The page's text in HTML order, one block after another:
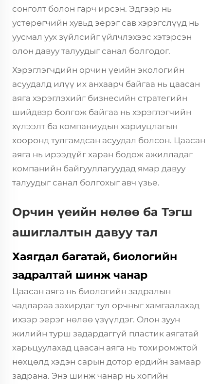
сонголт болон гарч ирсэн. Эдгээр нь
устөрөгчийн хувьд эерэг сав хэрэгслүүд нь
уусмал уух зүйлсийг үйлчлэхээс хэтэрсэн
олон давуу талуудыг санал болгодог.
Хэрэглэгчдийн орчин үеийн экологийн
асуудалд илүү их анхаарч байгаа нь цаасан
аяга хэрэглэхийг бизнесийн стратегийн
шийдвэр болгож байгаа нь хэрэглэгчийн
хүлээлт ба компаниудын хариуцлагын
хооронд тулгамдсан асуудал болсон. Цаасан
аяга нь ирээдүйг харан бодож ажилладаг
компанийн байгууллагуудад ямар давуу
талуудыг санал болгохыг авч үзье.
Орчин үеийн нөлөө ба Тэгш
ашиглалтын давуу тал
Хаягдал багатай, биологийн
задралтай шинж чанар
Цаасан аяга нь биологийн задралын
чадлараа захирдаг тул орчныг хамгаалахад
ихээр эерэг нөлөө үзүүлдэг. Олон зуун
жилийн турш задардаггүй пластик аягатай
харьцуулахад цаасан аяга нь тохиромжтой
нөхцөлд хэдэн сарын дотор ердийн замаар
задрана. Энэ шинж чанар нь хогийн